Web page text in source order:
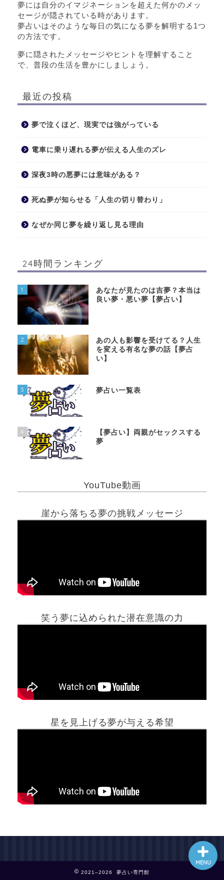
夢には自分のイマジネーションを超えた何かのメッ
セージが隠されている時があります。
夢占いはそのような毎日の気になる夢を解明する1つ
の方法です。
夢に隠されたメッセージやヒントを理解すること
で、普段の生活を豊かにしましょう。
最近の投稿
夢で泣くほど、現実では強がっている
電車に乗り遅れる夢が伝える人生のズレ
深夜3時の悪夢には意味がある？
死ぬ夢が知らせる「人生の切り替わり」
なぜか同じ夢を繰り返し見る理由
24時間ランキング
1
あなたが見たのは吉夢？本当は
良い夢・悪い夢【夢占い】
2
あの人も影響を受けてる？人生
を変える有名な夢の話【夢占
い】
3 夢占い一覧表
4
【夢占い】両親がセックスする
夢
YouTube動画
崖から落ちる夢の挑戦メッセージ
笑う夢に込められた潜在意識の力
星を見上げる夢が与える希望
2021–2026 夢占い専門館
MENU
ホーム
最新記事動画